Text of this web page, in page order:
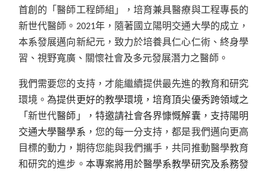
首創的「醫師工程師組」，培育兼具醫療與工程專長的
新世代醫師。2021年，隨著國立陽明交通大學的成立，
本系發展邁向新紀元，致力於培養具仁心仁術、終身學
習、視野寬廣、關懷社會及多元發展潛力之醫師。
我們需要您的支持，才能繼續提供最先進的教育和研究
環境。為提供更好的教學環境，培育頂尖優秀跨領域之
「新世代醫師」，特邀請社會各界慷慨解囊，支持陽明
交通大學醫學系， 您的每一分支持，都是我們邁向更高
目標的動力 ， 期待您能與我們攜手，共同推動醫學教育
和研究的進步。 本專案將用於醫學系教學研究及系務發